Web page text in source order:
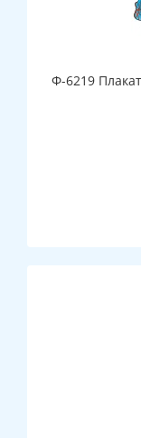
Ф-6219